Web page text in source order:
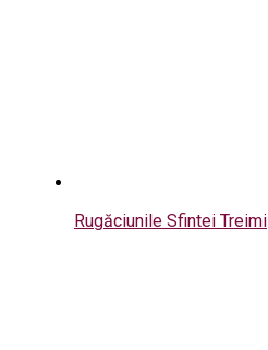
Rugăciunile Sfintei Treimi